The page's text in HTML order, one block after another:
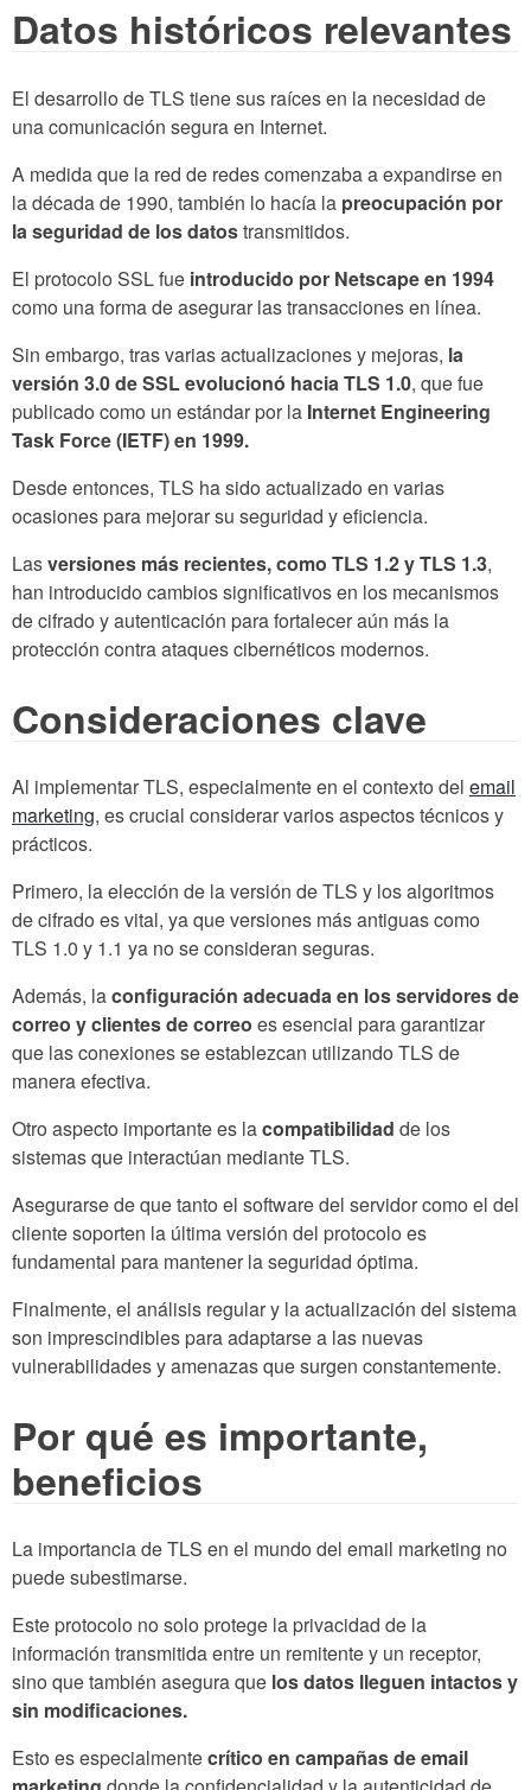
Datos históricos relevantes
El desarrollo de TLS tiene sus raíces en la necesidad de
una comunicación segura en Internet.
A medida que la red de redes comenzaba a expandirse en
la década de 1990, también lo hacía la preocupación por
la seguridad de los datostransmitidos.
El protocolo SSL fue introducido por Netscape en 1994
como una forma de asegurar las transacciones en línea.
Sin embargo, tras varias actualizaciones y mejoras, la
versión 3.0 de SSL evolucionó hacia TLS 1.0, que fue
publicado como un estándar por la Internet Engineering
Task Force (IETF) en 1999.
Desde entonces, TLS ha sido actualizado en varias
ocasiones para mejorar su seguridad y eficiencia.
Lasversiones más recientes, como TLS 1.2 y TLS 1.3,
han introducido cambios significativos en los mecanismos
de cifrado y autenticación para fortalecer aún más la
protección contra ataques cibernéticos modernos.
Consideraciones clave
Al implementar TLS, especialmente en el contexto del email
marketing, es crucial considerar varios aspectos técnicos y
prácticos.
Primero, la elección de la versión de TLS y los algoritmos
de cifrado es vital, ya que versiones más antiguas como
TLS 1.0 y 1.1 ya no se consideran seguras.
Además, laconfiguración adecuada en los servidores de
correo y clientes de correo es esencial para garantizar
que las conexiones se establezcan utilizando TLS de
manera efectiva.
Otro aspecto importante es lacompatibilidad de los
sistemas que interactúan mediante TLS.
Asegurarse de que tanto el software del servidor como el del
cliente soporten la última versión del protocolo es
fundamental para mantener la seguridad óptima.
Finalmente, el análisis regular y la actualización del sistema
son imprescindibles para adaptarse a las nuevas
vulnerabilidades y amenazas que surgen constantemente.
Por qué es importante,
beneficios
La importancia de TLS en el mundo del email marketing no
puede subestimarse.
Este protocolo no solo protege la privacidad de la
información transmitida entre un remitente y un receptor,
sino que también asegura que los datos lleguen intactos y
sin modificaciones.
Esto es especialmentecrítico en campañas de email